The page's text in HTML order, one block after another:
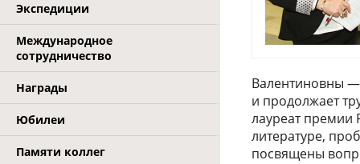
Экспедиции
Международное
сотрудничество
Награды
Юбилеи
Памяти коллег
Валентиновны —
и продолжает
лауреат премии
литературе,
посвящены